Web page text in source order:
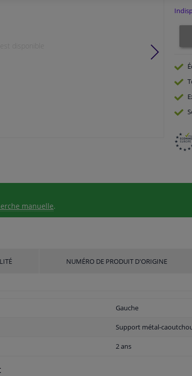
disponible
manuelle.
NUMÉRO DE PRODUIT D'ORIGINE
Gauche
Support métal-
2 ans